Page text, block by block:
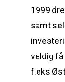
1999
samt
veldig få
f.eks